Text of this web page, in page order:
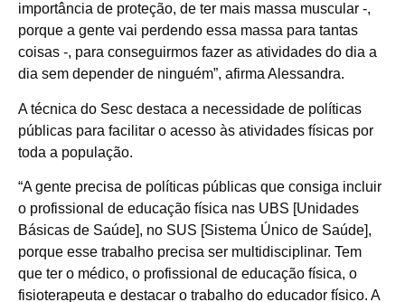
importância de proteção, de ter mais massa muscular -,
porque a gente vai perdendo essa massa para tantas
coisas -, para conseguirmos fazer as atividades do dia a
dia sem depender de ninguém”, afirma Alessandra.
A técnica do Sesc destaca a necessidade de políticas
públicas para facilitar o acesso às atividades físicas por
toda a população.
“A gente precisa de políticas públicas que consiga incluir
o profissional de educação física nas UBS [Unidades
Básicas de Saúde], no SUS [Sistema Único de Saúde],
porque esse trabalho precisa ser multidisciplinar. Tem
que ter o médico, o profissional de educação física, o
fisioterapeuta e destacar o trabalho do educador físico. A